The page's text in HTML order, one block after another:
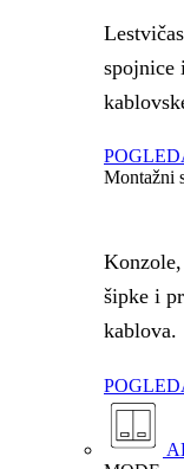
spojnice
Montažni
šipke i
kablova.